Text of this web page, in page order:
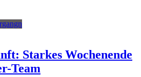
Starkes Wochenende
Team